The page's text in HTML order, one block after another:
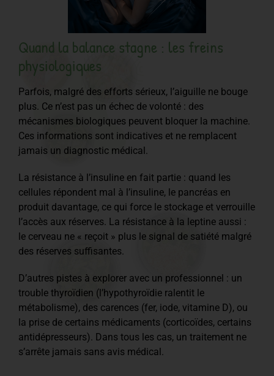
Quand la balance stagne : les freins
physiologiques
Parfois, malgré des efforts sérieux, l’aiguille ne bouge
plus. Ce n’est pas un échec de volonté : des
mécanismes biologiques peuvent bloquer la machine.
Ces informations sont indicatives et ne remplacent
jamais un diagnostic médical.
La résistance à l’insuline en fait partie : quand les
cellules répondent mal à l’insuline, le pancréas en
produit davantage, ce qui force le stockage et verrouille
l’accès aux réserves. La résistance à la leptine aussi :
le cerveau ne « reçoit » plus le signal de satiété malgré
des réserves suffisantes.
D’autres pistes à explorer avec un professionnel : un
trouble thyroïdien (l’hypothyroïdie ralentit le
métabolisme), des carences (fer, iode, vitamine D), ou
la prise de certains médicaments (corticoïdes, certains
antidépresseurs). Dans tous les cas, un traitement ne
s’arrête jamais sans avis médical.